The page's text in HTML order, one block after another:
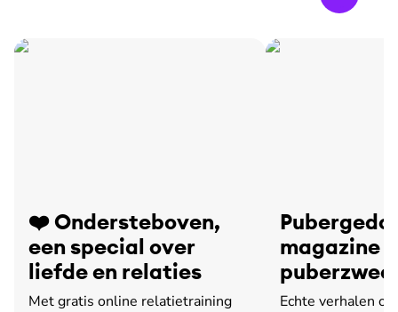
❤️ Ondersteboven,
een special over
liefde en relaties
Met gratis online relatietraining
magazine
leed
Echte verhalen